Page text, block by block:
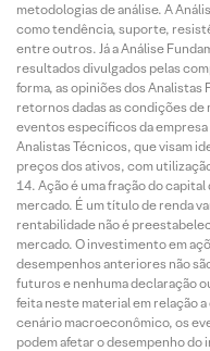
metodologias de análise. A
como tendência, suporte,
entre outros. Já a Análise
resultados divulgados pelas
forma, as opiniões dos
retornos dadas as condições
eventos específicos da
Analistas Técnicos, que visam
preços dos ativos, com
Ação é uma fração do
mercado. É um título de renda
rentabilidade não é
mercado. O investimento em
desempenhos anteriores não
futuros e nenhuma declaração
feita neste material em relação
cenário macroeconômico, os
podem afetar o desempenho